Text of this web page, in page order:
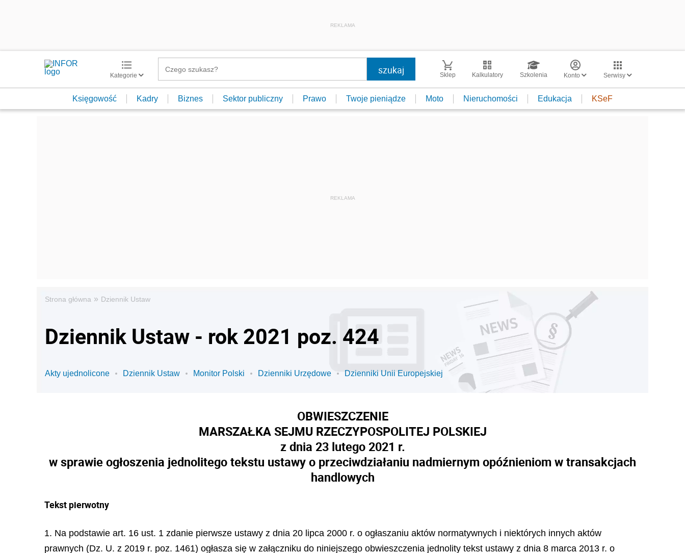
REKLAMA
Kategorie Sklep Kalkulatory Szkolenia Konto Serwisy
Księgowość Kadry Biznes Sektor publiczny Prawo Twoje pieniądze Moto Nieruchomości Edukacja KSeF
Strona główna » Dziennik Ustaw
Dziennik Ustaw - rok 2021 poz. 424
Akty ujednolicone Dziennik Ustaw Monitor Polski Dzienniki Urzędowe Dzienniki Unii Europejskiej
OBWIESZCZENIE
MARSZAŁKA SEJMU RZECZYPOSPOLITEJ POLSKIEJ
z dnia 23 lutego 2021 r.
w sprawie ogłoszenia jednolitego tekstu ustawy o przeciwdziałaniu nadmiernym opóźnieniom w transakcjach
handlowych
Tekst pierwotny
1. Na podstawie art. 16 ust. 1 zdanie pierwsze ustawy z dnia 20 lipca 2000 r. o ogłaszaniu aktów normatywnych i niektórych innych aktów
prawnych (Dz. U. z 2019 r. poz. 1461) ogłasza się w załączniku do niniejszego obwieszczenia jednolity tekst ustawy z dnia 8 marca 2013 r. o